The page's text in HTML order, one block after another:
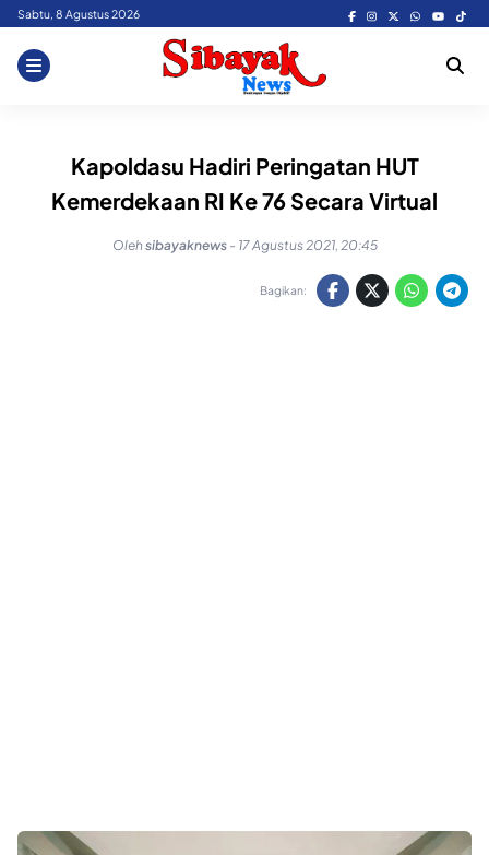
Skip
content
Sabtu, 8 Agustus 2026
Kapoldasu Hadiri Peringatan HUT
Kemerdekaan RI Ke 76 Secara Virtual
Olehsibayaknews - 17 Agustus 2021, 20:45
Bagikan: